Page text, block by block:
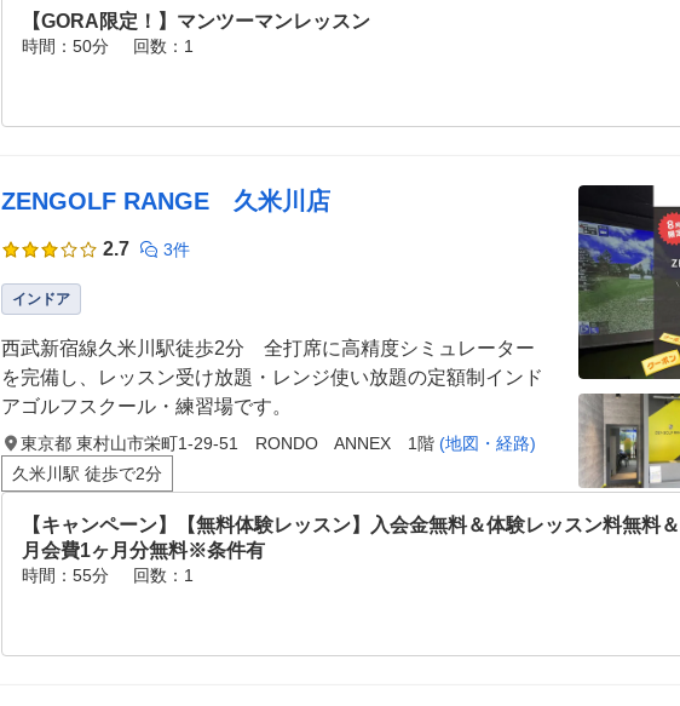
【GORA限定！】マンツーマンレッスン
時間：50分 回数：1
ZENGOLF RANGE 久米川店
2.7 3件
インドア
西武新宿線久米川駅徒歩2分 全打席に高精度シミュレーター
を完備し、レッスン受け放題・レンジ使い放題の定額制インド
アゴルフスクール・練習場です。
東京都 東村山市栄町1-29-51 RONDO ANNEX 1階 (地図・経路)
久米川駅 徒歩で2分
【キャンペーン】【無料体験レッスン】入会金無料＆体験レッスン料無料＆
月会費1ヶ月分無料※条件有
時間：55分 回数：1